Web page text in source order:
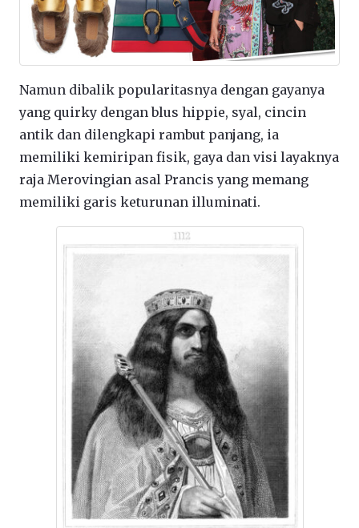
Namun dibalik popularitasnya dengan gayanya
yang quirky dengan blus hippie, syal, cincin
antik dan dilengkapi rambut panjang, ia
memiliki kemiripan fisik, gaya dan visi layaknya
raja Merovingian asal Prancis yang memang
memiliki garis keturunan illuminati.